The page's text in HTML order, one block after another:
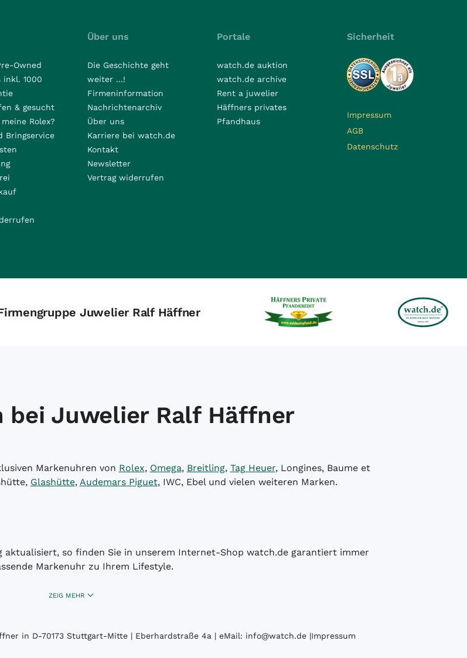
Owned
inkl. 1000
& gesucht
Rolex?
Bringservice
Über uns
Die Geschichte geht
weiter ...!
Firmeninformation
Nachrichtenarchiv
Über uns
Karriere bei watch.de
Kontakt
Newsletter
Vertrag widerrufen
Portale
watch.de auktion
watch.de archive
Rent a juwelier
Häffners privates
Pfandhaus
Sicherheit
Impressum
AGB
Datenschutz
Juwelier Ralf Häffner
bei Juwelier Ralf Häffner
Markenuhren von Rolex, Omega, Breitling, Tag Heuer, Longines, Baume et
Glashütte, Audemars Piguet, IWC, Ebel und vielen weiteren Marken.
aktualisiert, so finden Sie in unserem Internet-Shop watch.de garantiert immer
Markenuhr zu Ihrem Lifestyle.
ZEIG MEHR
in D-70173 Stuttgart-Mitte | Eberhardstraße 4a | eMail: info@watch.de|Impressum